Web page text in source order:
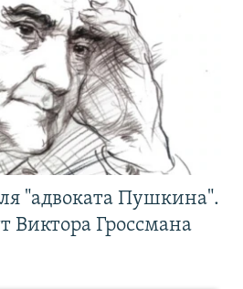
"адвоката Пушкина".
Виктора Гроссмана